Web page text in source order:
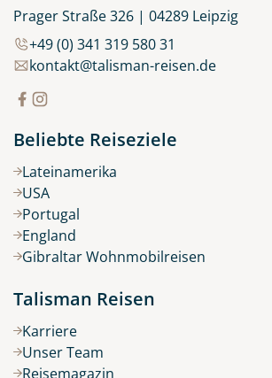
Prager Straße 326 | 04289 Leipzig
+49 (0) 341 319 580 31
kontakt@talisman-reisen.de
Beliebte Reiseziele
Lateinamerika
USA
Portugal
England
Gibraltar Wohnmobilreisen
Talisman Reisen
Karriere
Unser Team
Reisemagazin